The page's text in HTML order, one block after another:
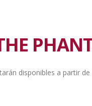
disponibles a partir de